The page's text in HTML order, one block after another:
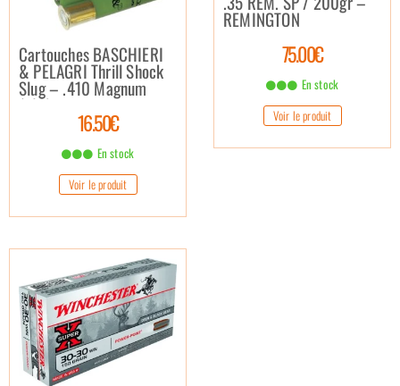
Cartouches BASCHIERI
& PELAGRI Thrill Shock
Slug – .410 Magnum
(x10)
16.50€
En stock
Voir le produit
REMINGTON
75.00€
En stock
Voir le produit